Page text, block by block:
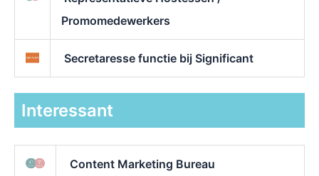
Promomedewerkers
Secretaresse functie bij Significant
Interessant
Content Marketing Bureau